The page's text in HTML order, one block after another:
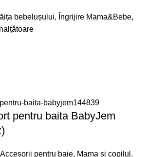
bebelușului, Îngrijire Mama&Bebe,
pentru baita BabyJem
Accesorii pentru baie, Mama și copilul ,